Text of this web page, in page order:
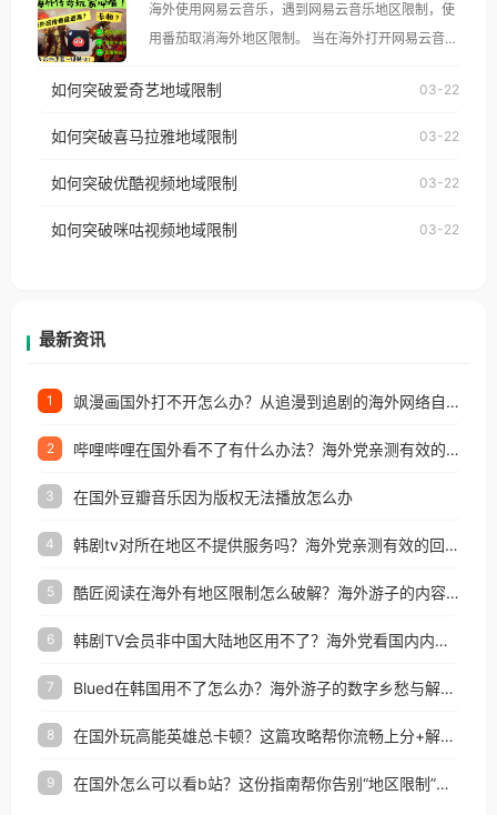
像其他音乐平台一样，出现地区及版权限制问题，且
仅能在中国大陆地区播放。 遇到这个问题的朋友们，
使用番茄回国加速器，即可解决「海外用户收听腾讯
台湾、美国、加拿大、澳大利亚、欧洲等国家和地区
权限制所困扰。
海外使用网易云音乐，遇到网易云音乐地区限制，使
用番茄取消海外地区限制。 当在海外打开网易云音
播放”的提示语。 海外用户如香港、澳门、台湾、美
国、加拿大、澳大利亚、欧洲等国家和地区时，网易
制问题，且仅能在中国大陆地区播放。 遇到这个问题
户收听网易云音乐地区版权限制」的问题，无论人在
如何突破爱奇艺地域限制 03-22
如何突破喜马拉雅地域限制 03-22
如何突破优酷视频地域限制 03-22
如何突破咪咕视频地域限制 03-22
最新资讯
1 飒漫画国外打不开怎么办？从追漫到追剧的海外网络自由之路
2 哔哩哔哩在国外看不了有什么办法？海外党亲测有效的回国加速解决方案
3 在国外豆瓣音乐因为版权无法播放怎么办
4 韩剧tv对所在地区不提供服务吗？海外党亲测有效的回国加速解决方案
5 酷匠阅读在海外有地区限制怎么破解？海外游子的内容归乡路
6 韩剧TV会员非中国大陆地区用不了？海外党看国内内容的加速器选择指南
7 Blued在韩国用不了怎么办？海外游子的数字乡愁与解决方案
8 在国外玩高能英雄总卡顿？这篇攻略帮你流畅上分+解锁国内影音自由
9 在国外怎么可以看b站？这份指南帮你告别“地区限制”的烦恼